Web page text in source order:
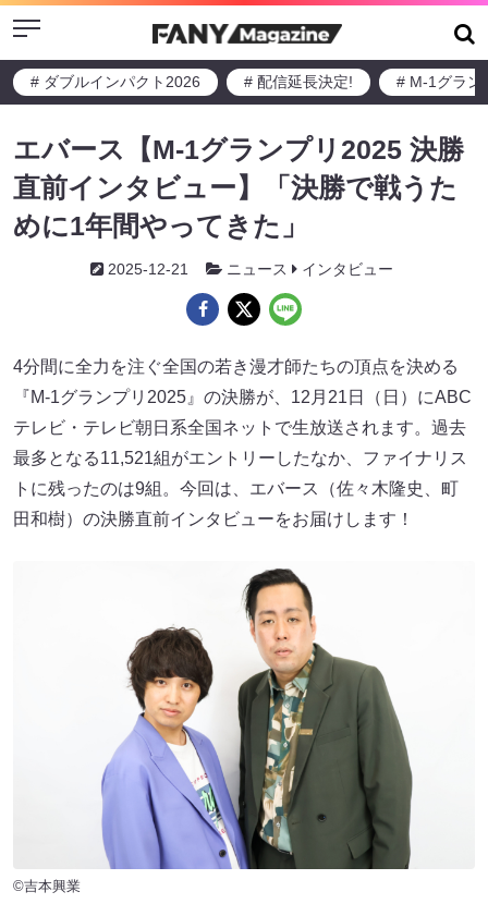
Menu
# ダブルインパクト2026 # 配信延長決定! # M-1グラン
エバース【M-1グランプリ2025 決勝
直前インタビュー】「決勝で戦うた
めに1年間やってきた」
2025-12-21 ニュース インタビュー
4分間に全力を注ぐ全国の若き漫才師たちの頂点を決める
『M-1グランプリ2025』の決勝が、12月21日（日）にABC
テレビ・テレビ朝日系全国ネットで生放送されます。過去
最多となる11,521組がエントリーしたなか、ファイナリス
トに残ったのは9組。今回は、エバース（佐々木隆史、町
田和樹）の決勝直前インタビューをお届けします！
©吉本興業